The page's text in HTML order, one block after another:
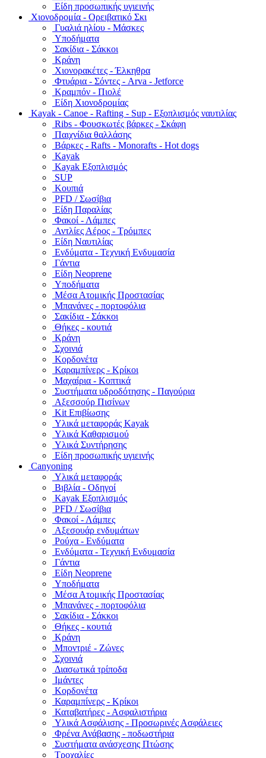
Είδη προσωπικής υγιεινής
Χιονοδρομία - Ορειβατικό Σκι
Γυαλιά ηλίου - Μάσκες
Υποδήματα
Σακίδια - Σάκκοι
Κράνη
Χιονορακέτες - Έλκηθρα
Φτυάρια - Σόντες - Arva - Jetforce
Κραμπόν - Πιολέ
Είδη Χιονοδρομίας
Kayak - Canoe - Rafting - Sup - Εξοπλισμός ναυτιλίας
Ribs - Φουσκωτές βάρκες - Σκάφη
Παιχνίδια θαλλάσης
Βάρκες - Rafts - Monorafts - Hot dogs
Kayak
Kayak Εξοπλισμός
SUP
Κουπιά
PFD / Σωσίβια
Είδη Παραλίας
Φακοί - Λάμπες
Αντλίες Αέρος - Τρόμπες
Είδη Ναυτιλίας
Ενδύματα - Τεχνική Ενδυμασία
Γάντια
Είδη Neoprene
Υποδήματα
Μέσα Ατομικής Προστασίας
Μπανάνες - πορτοφόλια
Σακίδια - Σάκκοι
Θήκες - κουτιά
Κράνη
Σχοινιά
Κορδονέτα
Καραμπίνερς - Κρίκοι
Μαχαίρια - Κοπτικά
Συστήματα υδροδότησης - Παγούρια
Αξεσσούρ Πισίνων
Kit Επιβίωσης
Υλικά μεταφοράς Kayak
Υλικά Καθαρισμού
Υλικά Συντήρησης
Είδη προσωπικής υγιεινής
Canyoning
Υλικά μεταφοράς
Βιβλία - Οδηγοί
Kayak Εξοπλισμός
PFD / Σωσίβια
Φακοί - Λάμπες
Αξεσουάρ ενδυμάτων
Ρούχα - Ενδύματα
Ενδύματα - Τεχνική Ενδυμασία
Γάντια
Είδη Neoprene
Υποδήματα
Μέσα Ατομικής Προστασίας
Μπανάνες - πορτοφόλια
Σακίδια - Σάκκοι
Θήκες - κουτιά
Κράνη
Μποντριέ - Ζώνες
Σχοινιά
Διασωτικά τρίποδα
Ιμάντες
Κορδονέτα
Καραμπίνερς - Κρίκοι
Καταβατήρες - Ασφαλιστήρια
Υλικά Ασφάλισης - Προσωρινές Ασφάλειες
Φρένα Ανάβασης - ποδωστήρια
Συστήματα ανάσχεσης Πτώσης
Τροχαλίες